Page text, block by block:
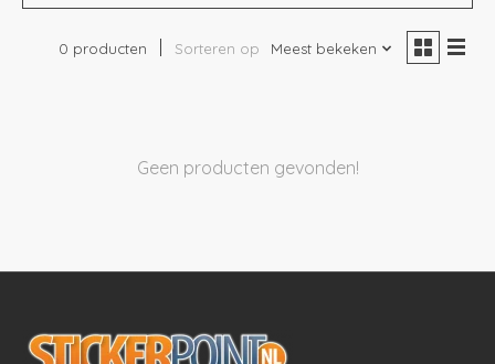
0 producten Sorteren op Meest bekeken
Geen producten gevonden!